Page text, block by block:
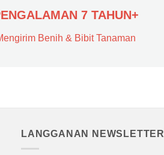
7 TAHUN+
Benih & Bibit Tanaman
LANGGANAN NEWSLETTER